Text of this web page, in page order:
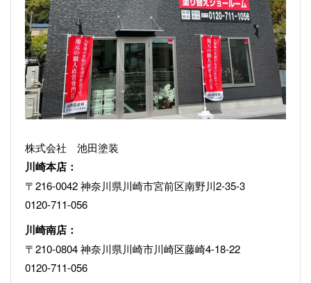
株式会社 池田塗装
川崎本店：
〒216-0042 神奈川県川崎市宮前区南野川2-35-3
0120-711-056
川崎南店：
〒210-0804 神奈川県川崎市川崎区藤崎4-18-22
0120-711-056